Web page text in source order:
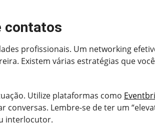
contatos
profissionais. Um networking
Existem várias estratégias que
Utilize plataformas como
Lembre-se de ter um
interlocutor.